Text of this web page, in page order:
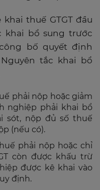
thuế GTGT đầu
khai bổ sung trước
bố quyết định
tắc khai bổ
phải nộp hoặc giảm
nghiệp phải khai bổ
sót, nộp đủ số thuế
(nếu có).
phải nộp hoặc chỉ
còn được khấu trừ
được kê khai vào
định.